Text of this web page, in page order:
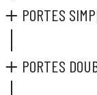
PORTES
PORTES